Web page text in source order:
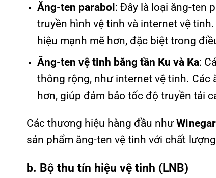
Ăng-ten parabol : Đây là loại ăng-ten
truyền hình vệ tinh và internet vệ
hiệu mạnh mẽ hơn, đặc biệt trong
Ăng-ten vệ tinh băng tần Ku và Ka:
thông rộng, như internet vệ tinh. Các
hơn, giúp đảm bảo tốc độ truyền tải
Các thương hiệu hàng đầu như
sản phẩm ăng-ten vệ tinh với chất
b. Bộ thu tín hiệu vệ tinh (LNB)